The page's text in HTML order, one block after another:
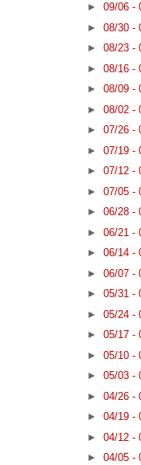
► 09/06 -
► 08/30 -
► 08/23 -
► 08/16 -
► 08/09 -
► 08/02 -
► 07/26 -
► 07/19 -
► 07/12 -
► 07/05 -
► 06/28 -
► 06/21 -
► 06/14 -
► 06/07 -
► 05/31 -
► 05/24 -
► 05/17 -
► 05/10 -
► 05/03 -
► 04/26 -
► 04/19 -
► 04/12 -
► 04/05 -